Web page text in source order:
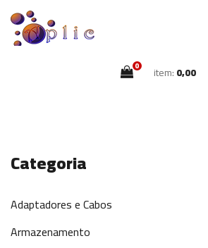
0 item:0,00
Categoria
Adaptadores e Cabos
Armazenamento